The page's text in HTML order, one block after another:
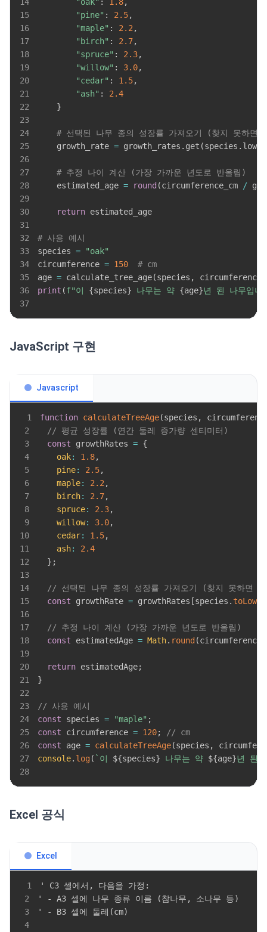
15
"pine" : 2.5,
16
"maple" : 2.2 ,
17
"birch" : 2.7,
18
"spruce" : 2.3,
19
"willow" : 3.0,
20
"cedar" : 1.5,
21
"ash" :
2.4
22
}
23
24
# 선택된 나무 종의 성장률 가져오기 (찾지 못하면
25
    growth_rate
= growth_rates . get (species . lower
26
27
# 추정 나이 계산 (가장 가까운 년도로 반올림)
28
    estimated_age
= round (circumference_cm /
29
30
return
estimated_age
31
32
# 사용 예시
33
species =
"oak"
34
circumference = 150
# cm
35
age = calculate_tree_age(species , circumference
36
print (f"이 {species} 나무는 약 {age}년 된 나무입니
37
JavaScript 구현
Javascript
1 function calculateTreeAge(species ,
2
// 평균 성장률 (연간 둘레 증가량 센티미터)
3
const growthRates = {
4
oak: 1.8,
5
pine: 2.5,
6
maple: 2.2 ,
7
birch: 2.7,
8
spruce: 2.3,
9
willow: 3.0,
10
cedar: 1.5,
11
ash:
2.4
12
} ;
13
14
// 선택된 나무 종의 성장률 가져오기 (찾지 못하면
15
const growthRate = growthRates [species .
16
17
// 추정 나이 계산 (가장 가까운 년도로 반올림)
18
const estimatedAge = Math. round (
19
20
return estimatedAge;
21
}
22
23
// 사용 예시
24
const species = "maple" ;
25
const circumference = 120;
// cm
26
const age = calculateTreeAge(species ,
27
console. log( ` 이 ${species} 나무는 약 ${age}년 된
28
Excel 공식
Excel
1
2
3
4